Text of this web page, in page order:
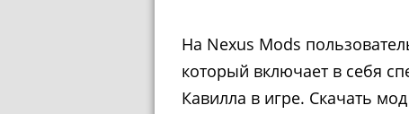
На Nexus Mods
который включает в себя
Кавилла в игре. Скачать